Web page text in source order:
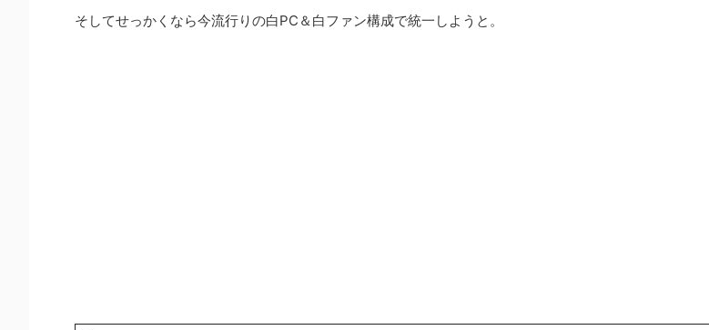
そしてせっかくなら今流行りの白PC＆白ファン構成で統一しようと。